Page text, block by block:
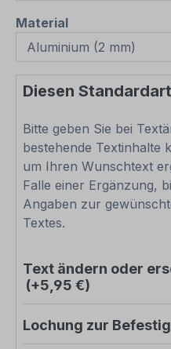
Materialauswählen
Diesen
Bitte geben Sie bei
bestehende Textinhalte
um Ihren Wunschtext
Falle einer Ergänzung,
Angaben zur
Textes.
Text ändern oder
(+5,95 €)
Lochung zur